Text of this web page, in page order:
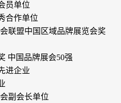
员单位
合作单位
联盟中国区域品牌展览会奖
中国品牌展会50强
进企业
副会长单位